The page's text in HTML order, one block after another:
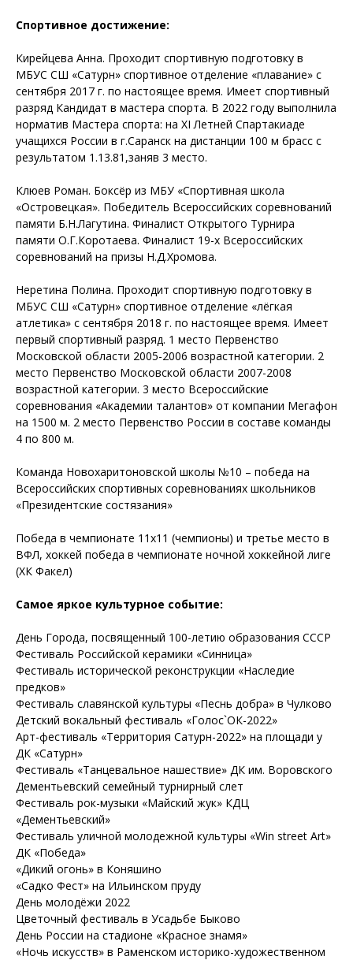
Спортивное достижение:
Кирейцева Анна. Проходит спортивную подготовку в
МБУС СШ «Сатурн» спортивное отделение «плавание» с
сентября 2017 г. по настоящее время. Имеет спортивный
разряд Кандидат в мастера спорта. В 2022 году выполнила
норматив Мастера спорта: на XI Летней Спартакиаде
учащихся России в г.Саранск на дистанции 100 м брасс с
результатом 1.13.81,заняв 3 место.
Клюев Роман. Боксёр из МБУ «Спортивная школа
«Островецкая». Победитель Всероссийских соревнований
памяти Б.Н.Лагутина. Финалист Открытого Турнира
памяти О.Г.Коротаева. Финалист 19-х Всероссийских
соревнований на призы Н.Д.Хромова.
Неретина Полина. Проходит спортивную подготовку в
МБУС СШ «Сатурн» спортивное отделение «лёгкая
атлетика» с сентября 2018 г. по настоящее время. Имеет
первый спортивный разряд. 1 место Первенство
Московской области 2005-2006 возрастной категории. 2
место Первенство Московской области 2007-2008
возрастной категории. 3 место Всероссийские
соревнования «Академии талантов» от компании Мегафон
на 1500 м. 2 место Первенство России в составе команды
4 по 800 м.
Команда Новохаритоновской школы №10 – победа на
Всероссийских спортивных соревнованиях школьников
«Президентские состязания»
Победа в чемпионате 11х11 (чемпионы) и третье место в
ВФЛ, хоккей победа в чемпионате ночной хоккейной лиге
(ХК Факел)
Самое яркое культурное событие:
День Города, посвященный 100-летию образования СССР
Фестиваль Российской керамики «Синница»
Фестиваль исторической реконструкции «Наследие
предков»
Фестиваль славянской культуры «Песнь добра» в Чулково
Детский вокальный фестиваль «Голос`ОК-2022»
Арт-фестиваль «Территория Сатурн-2022» на площади у
ДК «Сатурн»
Фестиваль «Танцевальное нашествие» ДК им. Воровского
Дементьевский семейный турнирный слет
Фестиваль рок-музыки «Майский жук» КДЦ
«Дементьевский»
Фестиваль уличной молодежной культуры «Win street Art»
ДК «Победа»
«Дикий огонь» в Коняшино
«Садко Фест» на Ильинском пруду
День молодёжи 2022
Цветочный фестиваль в Усадьбе Быково
День России на стадионе «Красное знамя»
«Ночь искусств» в Раменском историко-художественном